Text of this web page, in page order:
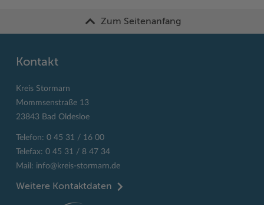
Zum Seitenanfang
Kontakt
Kreis Stormarn
Mommsenstraße 13
23843 Bad Oldesloe
Telefon: 0 45 31 / 16 00
Telefax: 0 45 31 / 8 47 34
Mail: info@kreis-stormarn.de
Weitere Kontaktdaten